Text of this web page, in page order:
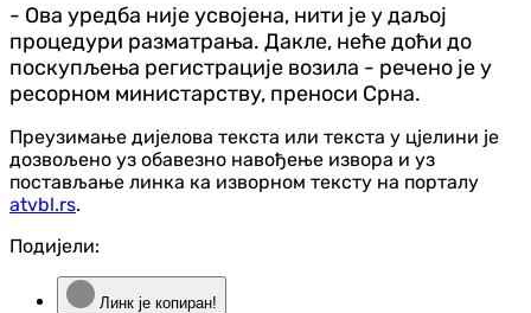
- Ова уредба није усвојена, нити је у даљој
процедури разматрања. Дакле, неће доћи до
поскупљења регистрације возила - речено је у
ресорном министарству, преноси Срна.
Преузимање дијелова текста или текста у цјелини је
дозвољено уз обавезно навођење извора и уз
постављање линка ка изворном тексту на порталу
atvbl.rs.
Подијели:
Линк је копиран!